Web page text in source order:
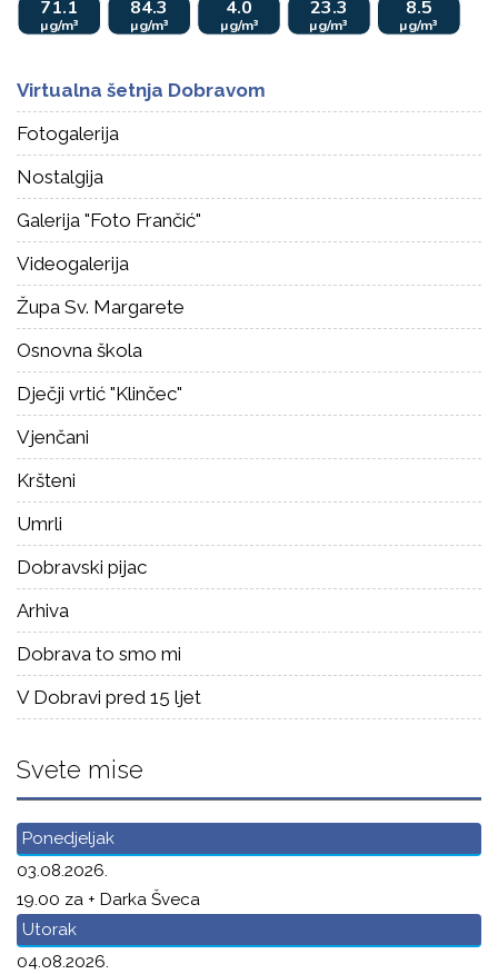
Virtualna šetnja Dobravom
Fotogalerija
Nostalgija
Galerija "Foto Frančić"
Videogalerija
Župa Sv. Margarete
Osnovna škola
Dječji vrtić "Klinčec"
Vjenčani
Kršteni
Umrli
Dobravski pijac
Arhiva
Dobrava to smo mi
V Dobravi pred 15 ljet
Svete mise
Ponedjeljak
03.08.2026.
19.00 za + Darka Šveca
Utorak
04.08.2026.